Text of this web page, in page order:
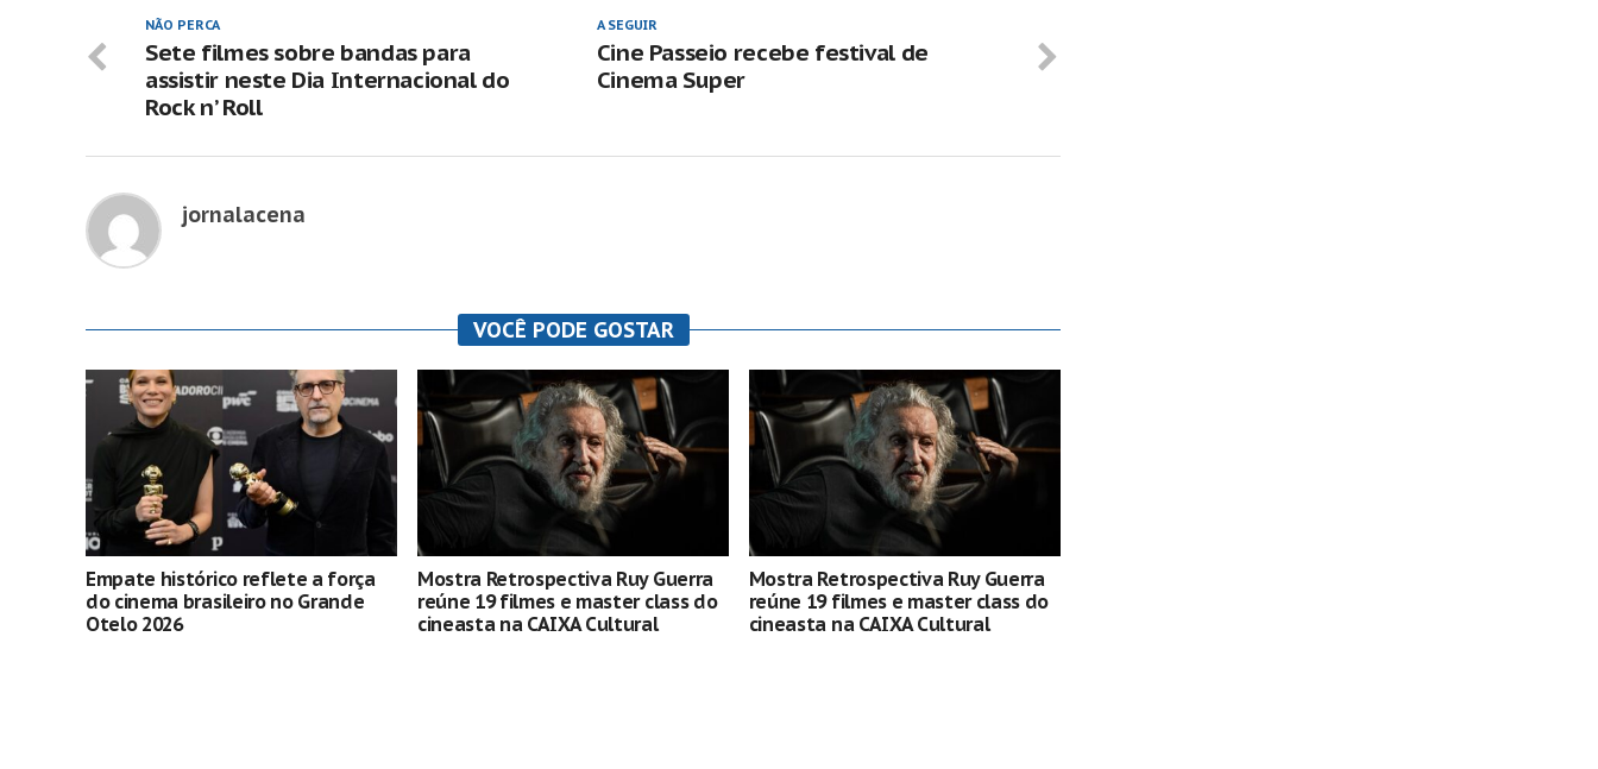
A SEGUIR
Cine Passeio recebe festival de
Cinema Super
NÃO PERCA
Sete filmes sobre bandas para
assistir neste Dia Internacional do
Rock n’ Roll
jornalacena
VOCÊ PODE GOSTAR
Empate histórico reflete a força
do cinema brasileiro no Grande
Otelo 2026
Mostra Retrospectiva Ruy Guerra
reúne 19 filmes e master class do
cineasta na CAIXA Cultural
Mostra Retrospectiva Ruy Guerra
reúne 19 filmes e master class do
cineasta na CAIXA Cultural